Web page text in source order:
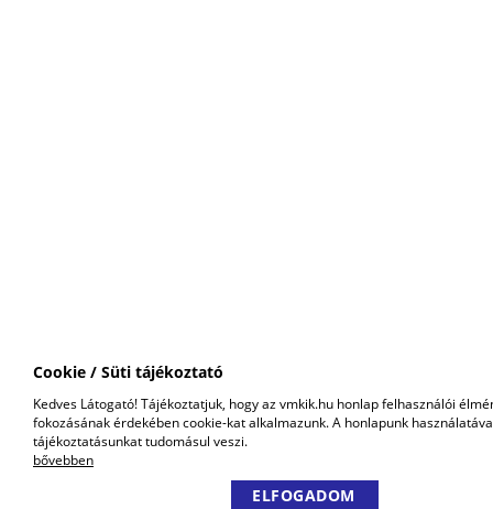
Cookie / Süti tájékoztató
Kedves Látogató! Tájékoztatjuk, hogy az vmkik.hu honlap felhasználói
fokozásának érdekében cookie-kat alkalmazunk. A honlapunk
tájékoztatásunkat tudomásul veszi.
bővebben
ELFOGADOM